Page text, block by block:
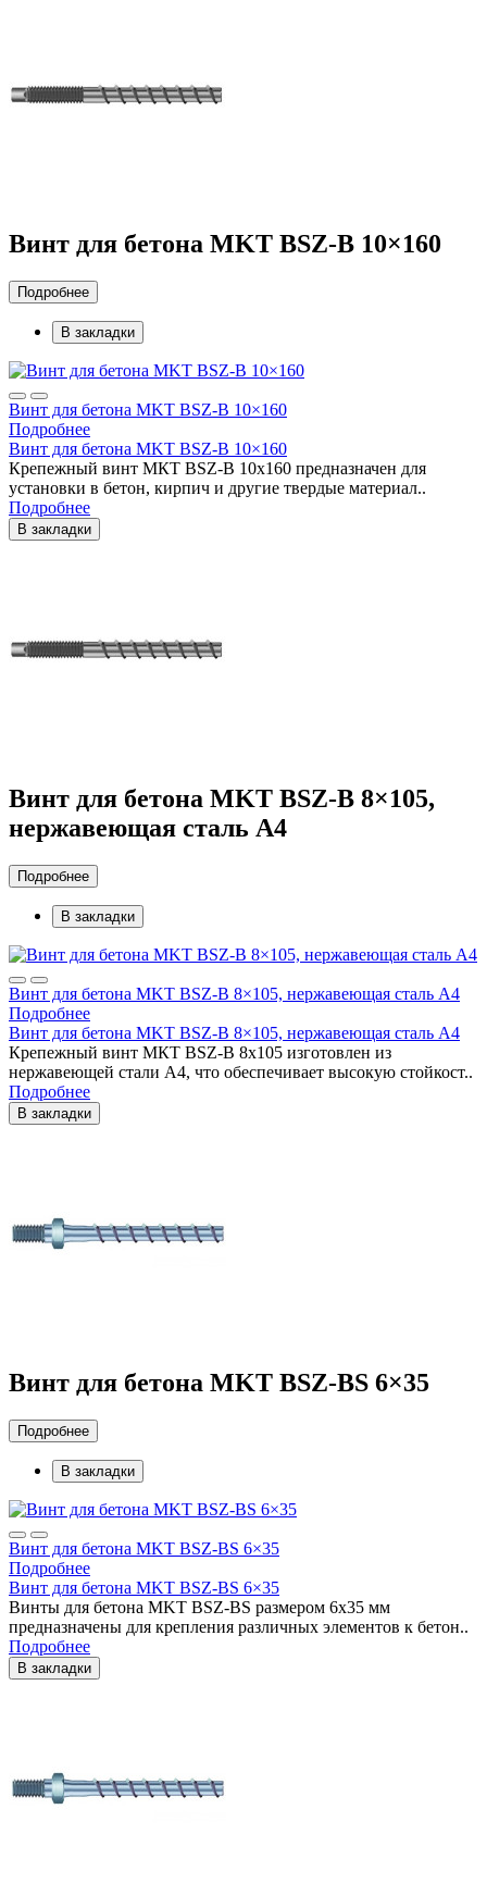
Винт для бетона MKT BSZ-B 10×160
Подробнее
В закладки
Винт для бетона MKT BSZ-B 10×160
Подробнее
Винт для бетона MKT BSZ-B 10×160
Крепежный винт МКТ BSZ-B 10x160 предназначен для
установки в бетон, кирпич и другие твердые материал..
Подробнее
В закладки
Винт для бетона MKT BSZ-B 8×105,
нержавеющая сталь A4
Подробнее
В закладки
Винт для бетона MKT BSZ-B 8×105, нержавеющая сталь A4
Подробнее
Винт для бетона MKT BSZ-B 8×105, нержавеющая сталь A4
Крепежный винт МКТ BSZ-B 8x105 изготовлен из
нержавеющей стали A4, что обеспечивает высокую стойкост..
Подробнее
В закладки
Винт для бетона MKT BSZ-BS 6×35
Подробнее
В закладки
Винт для бетона MKT BSZ-BS 6×35
Подробнее
Винт для бетона MKT BSZ-BS 6×35
Винты для бетона MKT BSZ-BS размером 6х35 мм
предназначены для крепления различных элементов к бетон..
Подробнее
В закладки